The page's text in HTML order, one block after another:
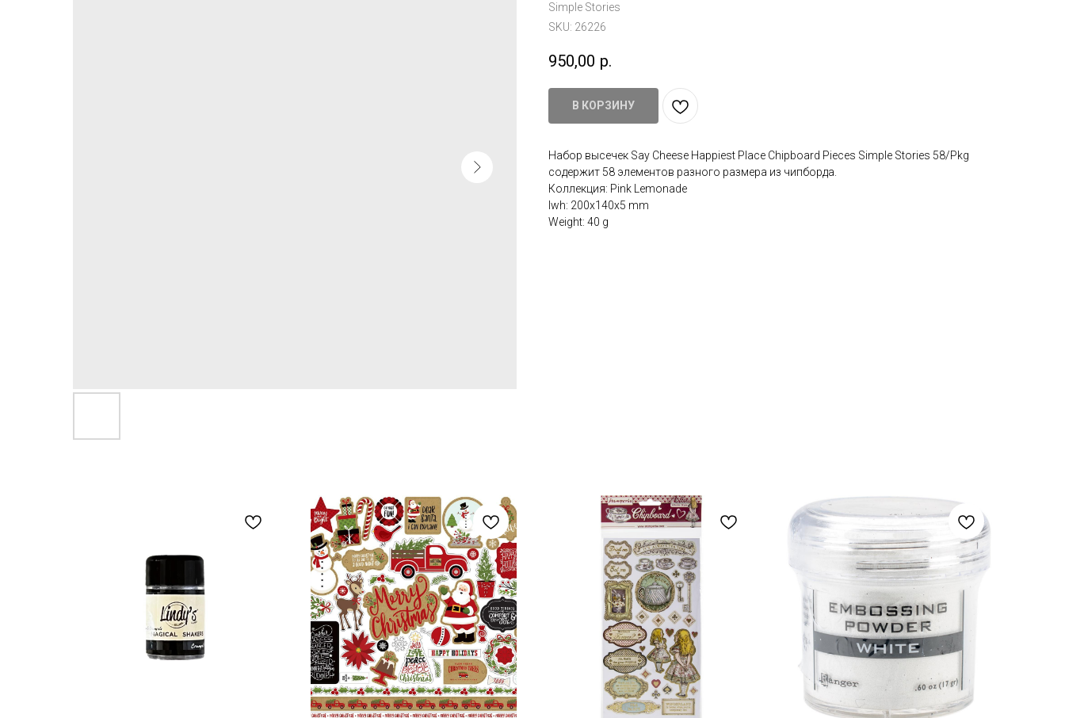
Simple Stories
SKU: 26226
950,00 р.
В КОРЗИНУ
Набор высечек Say Cheese Happiest Place Chipboard Pieces Simple Stories 58/Pkg
содержит 58 элементов разного размера из чипборда.
Коллекция: Pink Lemonade
lwh: 200x140x5 mm
Weight: 40 g